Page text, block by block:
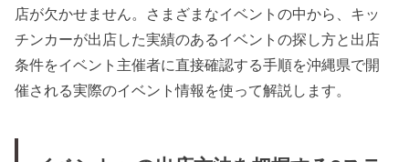
店が欠かせません。さまざまなイベントの中から、キッ
チンカーが出店した実績のあるイベントの探し方と出店
条件をイベント主催者に直接確認する手順を沖縄県で開
催される実際のイベント情報を使って解説します。